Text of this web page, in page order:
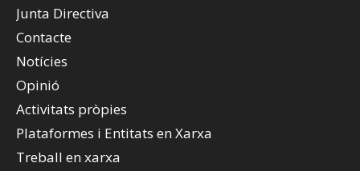
Junta Directiva
Contacte
Notícies
Opinió
Activitats pròpies
Plataformes i Entitats en Xarxa
Treball en xarxa